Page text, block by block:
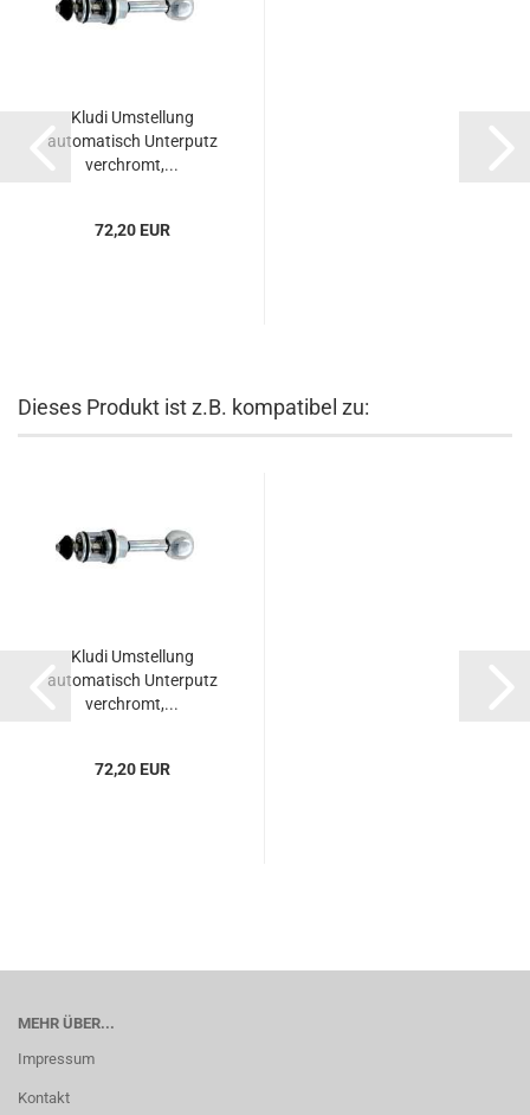
Kludi Umstellung
automatisch Unterputz
verchromt,...
72,20 EUR
Dieses Produkt ist z.B. kompatibel zu:
Kludi Umstellung
automatisch Unterputz
verchromt,...
72,20 EUR
MEHR ÜBER...
Impressum
Kontakt